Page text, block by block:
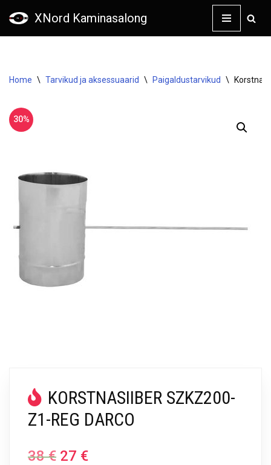
XNord Kaminasalong
Home \ Tarvikud ja aksessuaarid \ Paigaldustarvikud \
30%
KORSTNASIIBER SZKZ200-
Z1-REG DARCO
38€ 27 €